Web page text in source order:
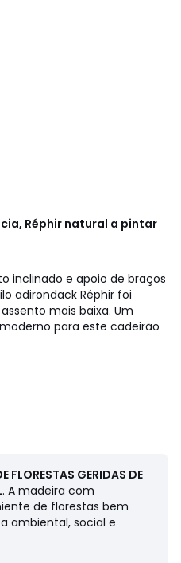
Réphir natural a pintar
inclinado e apoio de braços
adirondack Réphir foi
mais baixa. Um
para este cadeirão
a óleo
instalar, com instruções.
FLORESTAS GERIDAS DE
. A madeira com
de florestas bem
ambiental, social e